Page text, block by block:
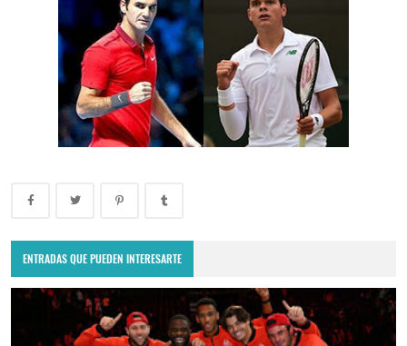
ENTRADAS QUE PUEDEN INTERESARTE